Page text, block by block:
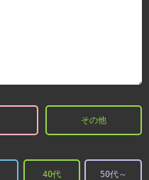
その他
40代 50代～